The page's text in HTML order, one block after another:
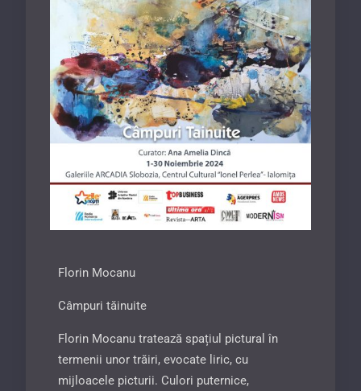
Florin Mocanu
Câmpuri tăinuite
Florin Mocanu tratează spațiul pictural în
termenii unor trăiri, evocate liric, cu
mijloacele picturii. Culori puternice,